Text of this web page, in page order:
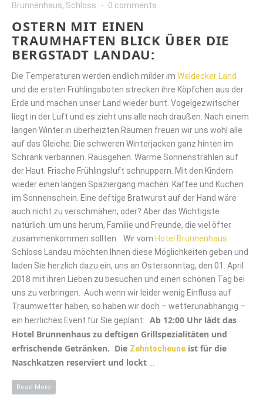
Brunnenhaus, Schloss 0 comments
OSTERN MIT EINEN
TRAUMHAFTEN BLICK ÜBER DIE
BERGSTADT LANDAU:
Die Temperaturen werden endlich milder im Waldecker Land
und die ersten Frühlingsboten strecken ihre Köpfchen aus der
Erde und machen unser Land wieder bunt. Vogelgezwitscher
liegt in der Luft und es zieht uns alle nach draußen. Nach einem
langen Winter in überheizten Räumen freuen wir uns wohl alle
auf das Gleiche: Die schweren Winterjacken ganz hinten im
Schrank verbannen. Rausgehen. Warme Sonnenstrahlen auf
der Haut. Frische Frühlingsluft schnuppern. Mit den Kindern
wieder einen langen Spaziergang machen. Kaffee und Kuchen
im Sonnenschein. Eine deftige Bratwurst auf der Hand wäre
auch nicht zu verschmähen, oder? Aber das Wichtigste
natürlich: um uns herum, Familie und Freunde, die viel öfter
zusammenkommen sollten. Wir vom Hotel Brunnenhaus
Schloss Landau möchten Ihnen diese Möglichkeiten geben und
laden Sie herzlich dazu ein, uns an Ostersonntag, den 01. April
2018 mit ihren Lieben zu besuchen und einen schönen Tag bei
uns zu verbringen. Auch wenn wir leider wenig Einfluss auf
Traumwetter haben, so haben wir doch – wetterunabhängig –
ein herrliches Event für Sie geplant: Ab 12:00 Uhr lädt das
Hotel Brunnenhaus zu deftigen Grillspezialitäten und
erfrischende Getränken. Die Zehntscheune ist für die
Naschkatzen reserviert und lockt …
Read More